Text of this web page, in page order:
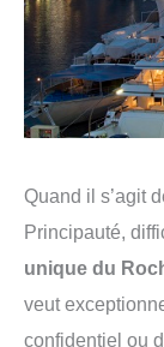
Quand il s’agit
Principauté,
unique du
veut
confidentiel ou